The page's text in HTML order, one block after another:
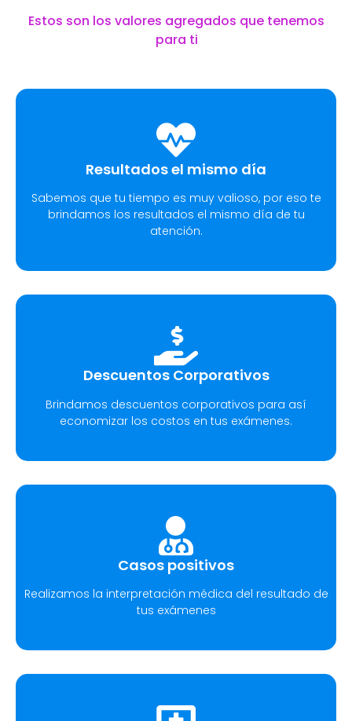
Estos son los valores agregados que tenemos
para ti
Resultados el mismo día
Sabemos que tu tiempo es muy valioso, por eso te
brindamos los resultados el mismo día de tu
atención.
Descuentos Corporativos
Brindamos descuentos corporativos para así
economizar los costos en tus exámenes.
Casos positivos
Realizamos la interpretación médica del resultado de
tus exámenes